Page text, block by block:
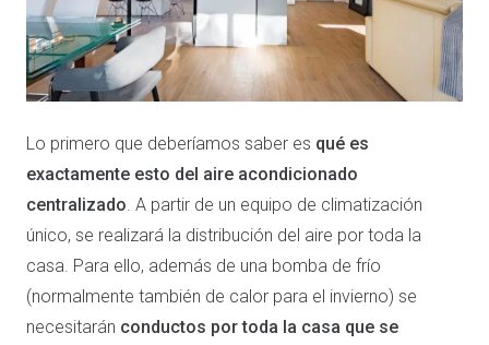
Lo primero que deberíamos saber es qué es
exactamente esto del aire acondicionado
centralizado . A partir de un equipo de climatización
único, se realizará la distribución del aire por toda la
casa. Para ello, además de una bomba de frío
(normalmente también de calor para el invierno) se
necesitarán conductos por toda la casa que se